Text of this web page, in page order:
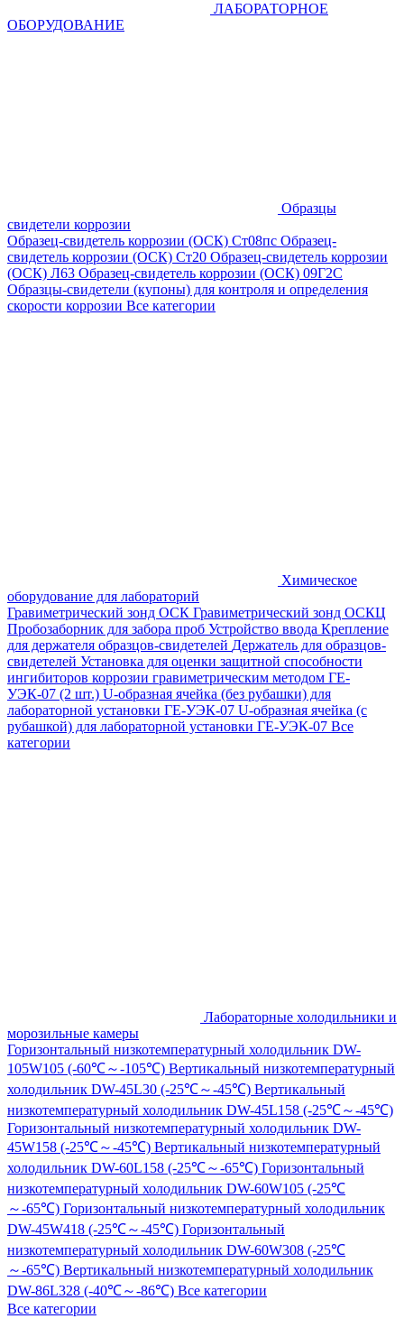
ЛАБОРАТОРНОЕ
ОБОРУДОВАНИЕ
Образцы
свидетели коррозии
Образец-свидетель коррозии (ОСК) Ст08пс Образец-
свидетель коррозии (ОСК) Ст20 Образец-свидетель коррозии
(ОСК) Л63 Образец-свидетель коррозии (ОСК) 09Г2С
Образцы-свидетели (купоны) для контроля и определения
скорости коррозии Все категории
Химическое
оборудование для лабораторий
Гравиметрический зонд ОСК Гравиметрический зонд ОСКЦ
Пробозаборник для забора проб Устройство ввода Крепление
для держателя образцов-свидетелей Держатель для образцов-
свидетелей Установка для оценки защитной способности
ингибиторов коррозии гравиметрическим методом ГЕ-
УЭК-07 (2 шт.) U-образная ячейка (без рубашки) для
лабораторной установки ГЕ-УЭК-07 U-образная ячейка (с
рубашкой) для лабораторной установки ГЕ-УЭК-07 Все
категории
Лабораторные холодильники и
морозильные камеры
Горизонтальный низкотемпературный холодильник DW-
105W105 (-60℃～-105℃) Вертикальный низкотемпературный
холодильник DW-45L30 (-25℃～-45℃) Вертикальный
низкотемпературный холодильник DW-45L158 (-25℃～-45℃)
Горизонтальный низкотемпературный холодильник DW-
45W158 (-25℃～-45℃) Вертикальный низкотемпературный
холодильник DW-60L158 (-25℃～-65℃) Горизонтальный
низкотемпературный холодильник DW-60W105 (-25℃
～-65℃) Горизонтальный низкотемпературный холодильник
DW-45W418 (-25℃～-45℃) Горизонтальный
низкотемпературный холодильник DW-60W308 (-25℃
～-65℃) Вертикальный низкотемпературный холодильник
DW-86L328 (-40℃～-86℃) Все категории
Все категории